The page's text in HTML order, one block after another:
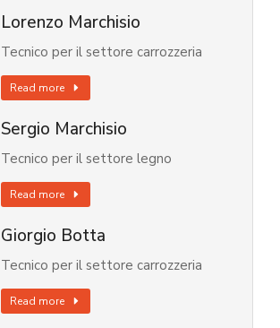
Lorenzo Marchisio
Tecnico per il settore carrozzeria
Read more
Sergio Marchisio
Tecnico per il settore legno
Read more
Giorgio Botta
Tecnico per il settore carrozzeria
Read more